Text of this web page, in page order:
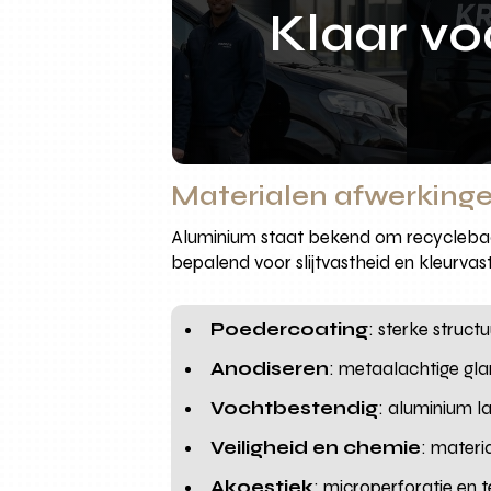
Klaar
Materialen
Aluminium staat bekend om
bepalend voor slijtvastheid en
Poedercoating: sterke
Anodiseren: metaalachtige
Vochtbestendig: aluminium
Veiligheid en chemie: